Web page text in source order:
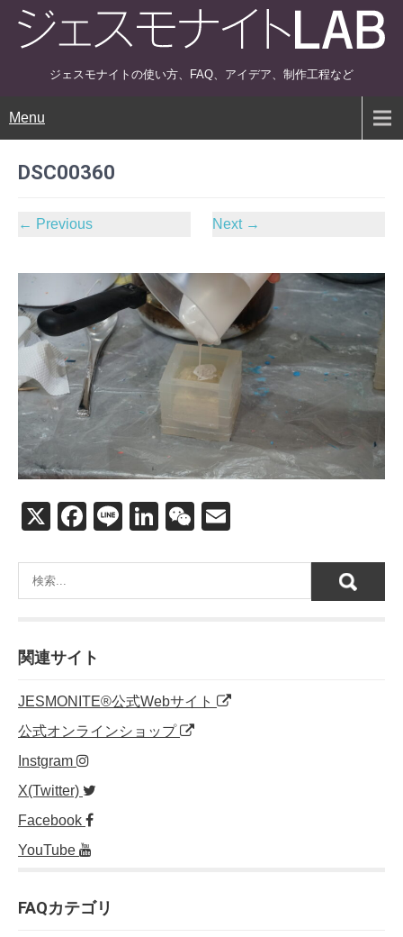
ジェスモナイトの使い方、FAQ、アイデア、制作工程など
Menu
DSC00360
← Previous Next →
X
F
c
e
o
o
k
Li
e
Li
k
e
W
C
h
ail
関連サイト
JESMONITE®公式Webサイト
公式オンラインショップ
Instgram
X(Twitter)
Facebook
YouTube
FAQカテゴリ